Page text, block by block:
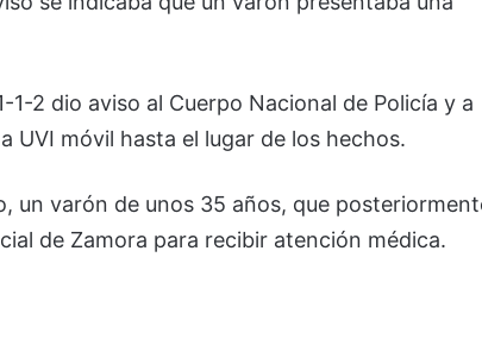
2 dio aviso al Cuerpo Nacional de Policía y a
UVI móvil hasta el lugar de los hechos.
un varón de unos 35 años, que
de Zamora para recibir atención médica.